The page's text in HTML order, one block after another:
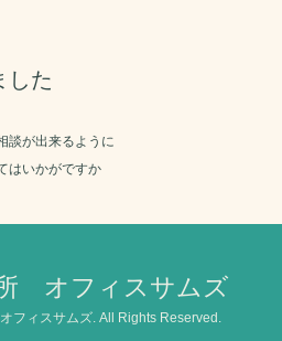
した
談が出来るように
はいかがですか
オフィスサムズ
フィスサムズ. All Rights Reserved.